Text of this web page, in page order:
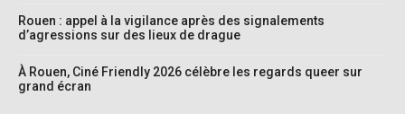
Rouen : appel à la vigilance après des signalements
d’agressions sur des lieux de drague
À Rouen, Ciné Friendly 2026 célèbre les regards queer sur
grand écran